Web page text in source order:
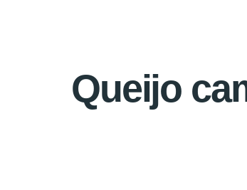
Queijo